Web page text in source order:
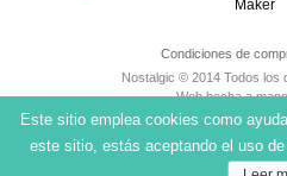
Condiciones de
Nostalgic © 2014 Todos los
Web hecha a
Este sitio emplea cookies como
este sitio, estás aceptando el uso